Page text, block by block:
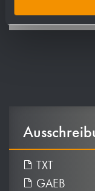
TXT
GAEB